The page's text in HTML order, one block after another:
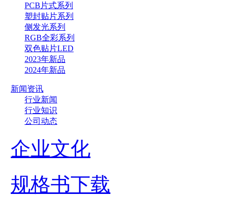
PCB片式系列
塑封贴片系列
侧发光系列
RGB全彩系列
双色贴片LED
2023年新品
2024年新品
新闻资讯
行业新闻
行业知识
公司动态
企业文化
规格书下载